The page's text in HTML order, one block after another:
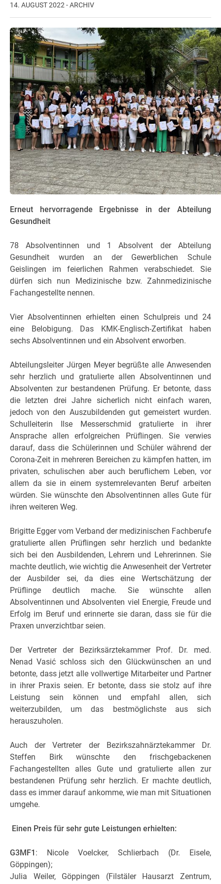
14. AUGUST 2022 - ARCHIV
Erneut hervorragende Ergebnisse in der Abteilung
Gesundheit
78 Absolventinnen und 1 Absolvent der Abteilung
Gesundheit wurden an der Gewerblichen Schule
Geislingen im feierlichen Rahmen verabschiedet. Sie
dürfen sich nun Medizinische bzw. Zahnmedizinische
Fachangestellte nennen.
Vier Absolventinnen erhielten einen Schulpreis und 24
eine Belobigung. Das KMK-Englisch-Zertifikat haben
sechs Absolventinnen und ein Absolvent erworben.
Abteilungsleiter Jürgen Meyer begrüßte alle Anwesenden
sehr herzlich und gratulierte allen Absolventinnen und
Absolventen zur bestandenen Prüfung. Er betonte, dass
die letzten drei Jahre sicherlich nicht einfach waren,
jedoch von den Auszubildenden gut gemeistert wurden.
Schulleiterin Ilse Messerschmid gratulierte in ihrer
Ansprache allen erfolgreichen Prüflingen. Sie verwies
darauf, dass die Schülerinnen und Schüler während der
Corona-Zeit in mehreren Bereichen zu kämpfen hatten, im
privaten, schulischen aber auch beruflichem Leben, vor
allem da sie in einem systemrelevanten Beruf arbeiten
würden. Sie wünschte den Absolventinnen alles Gute für
ihren weiteren Weg.
Brigitte Egger vom Verband der medizinischen Fachberufe
gratulierte allen Prüflingen sehr herzlich und bedankte
sich bei den Ausbildenden, Lehrern und Lehrerinnen. Sie
machte deutlich, wie wichtig die Anwesenheit der Vertreter
der Ausbilder sei, da dies eine Wertschätzung der
Prüflinge deutlich mache. Sie wünschte allen
Absolventinnen und Absolventen viel Energie, Freude und
Erfolg im Beruf und erinnerte sie daran, dass sie für die
Praxen unverzichtbar seien.
Der Vertreter der Bezirksärztekammer Prof. Dr. med.
Nenad Vasić schloss sich den Glückwünschen an und
betonte, dass jetzt alle vollwertige Mitarbeiter und Partner
in ihrer Praxis seien. Er betonte, dass sie stolz auf ihre
Leistung sein können und empfahl allen, sich
weiterzubilden, um das bestmöglichste aus sich
herauszuholen.
Auch der Vertreter der Bezirkszahnärztekammer Dr.
Steffen Birk wünschte den frischgebackenen
Fachangestellten alles Gute und gratulierte allen zur
bestandenen Prüfung sehr herzlich. Er machte deutlich,
dass es immer darauf ankomme, wie man mit Situationen
umgehe.
Einen Preis für sehr gute Leistungen erhielten:
G3MF1 : Nicole Voelcker, Schlierbach (Dr. Eisele,
Göppingen);
Julia Weiler, Göppingen (Filstäler Hausarzt Zentrum,